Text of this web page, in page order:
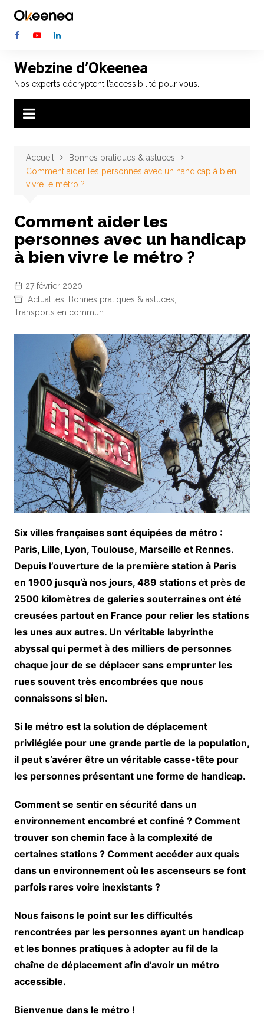
contenu
Webzine d’Okeenea
Nos experts décryptent l’accessibilité pour vous.
Accueil
Bonnes pratiques & astuces
Comment aider les personnes avec un handicap à bien
vivre le métro ?
Comment aider les
personnes avec un handicap
à bien vivre le métro ?
27 février 2020
Actualités
Bonnes pratiques & astuces
Transports en commun
Six villes françaises sont équipées de métro :
Paris, Lille, Lyon, Toulouse, Marseille et Rennes.
Depuis l’ouverture de la première station à Paris
en 1900 jusqu’à nos jours, 489 stations et près de
2500 kilomètres de galeries souterraines ont été
creusées partout en France pour relier les stations
les unes aux autres. Un véritable labyrinthe
abyssal qui permet à des milliers de personnes
chaque jour de se déplacer sans emprunter les
rues souvent très encombrées que nous
connaissons si bien.
Si le métro est la solution de déplacement
privilégiée pour une grande partie de la population,
il peut s’avérer être un véritable casse-tête pour
les personnes présentant une forme de handicap.
Comment se sentir en sécurité dans un
environnement encombré et confiné ? Comment
trouver son chemin face à la complexité de
certaines stations ? Comment accéder aux quais
dans un environnement où les ascenseurs se font
parfois rares voire inexistants ?
Nous faisons le point sur les difficultés
rencontrées par les personnes ayant un handicap
et les bonnes pratiques à adopter au fil de la
chaîne de déplacement afin d’avoir un métro
accessible.
Bienvenue dans le métro !